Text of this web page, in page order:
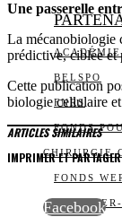
BELSPO
FNRS
FONDS
CHIRURGIE
FONDS
Une passerelle
La mécanobiologie
prédictive, ciblée et
Cette publication
biologie cellulaire
ARTICLES SIMILAIRES
IMPRIMER ET PARTAGER
Facebook